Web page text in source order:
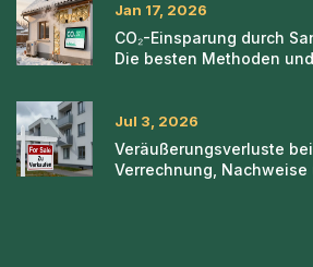
Jan 17, 2026
CO₂-Einsparung durch
Die besten Methoden
Jul 3, 2026
Veräußerungsverluste
Verrechnung,